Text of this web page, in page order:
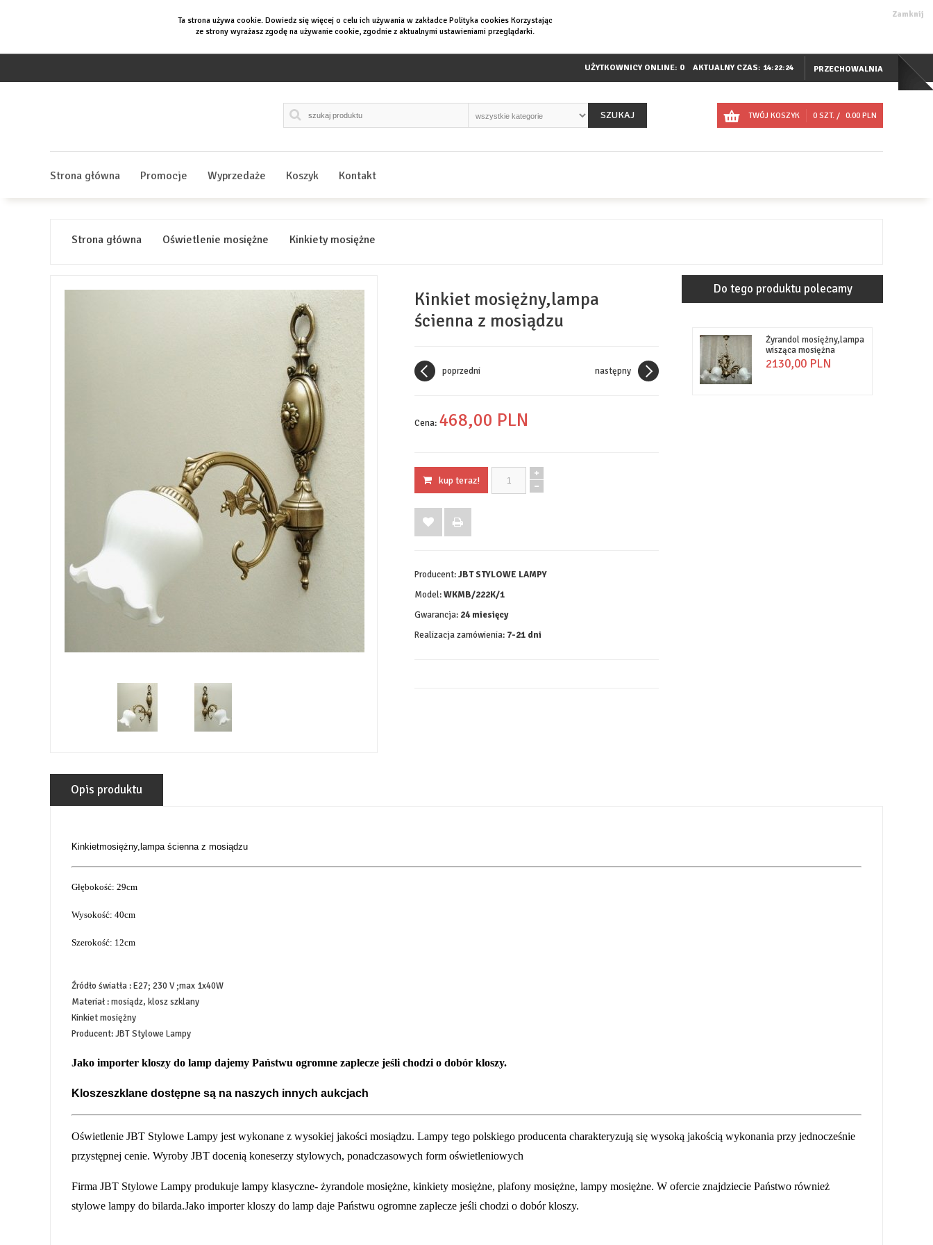
Ta strona używa cookie. Dowiedz się więcej o celu ich używania w zakładce Polityka cookies Korzystając
ze strony wyrażasz zgodę na używanie cookie, zgodnie z aktualnymi ustawieniami przeglądarki.
Zamknij
UŻYTKOWNICY ONLINE: 0 AKTUALNY CZAS: 14:22:25 PRZECHOWALNIA
SZUKAJ TWÓJ KOSZYK 0 SZT. / 0.00 PLN
Strona główna Promocje Wyprzedaże Koszyk Kontakt
Strona główna Oświetlenie mosiężne Kinkiety mosiężne
Kinkiet mosiężny,lampa
ścienna z mosiądzu
poprzedni następny
Cena: 468,00 PLN
kup teraz!
Producent:JBT STYLOWE LAMPY
Model:WKMB/222K/1
Gwarancja: 24 miesięcy
Realizacja zamówienia: 7-21 dni
Do tego produktu polecamy
Żyrandol mosiężny,lampa
wisząca mosiężna
2130,00 PLN
Opis produktu
Kinkietmosiężny,lampa ścienna z mosiądzu
Głębokość: 29cm
Wysokość: 40cm
Szerokość: 12cm
Źródło światła : E27; 230 V ;max 1x40W
Materiał : mosiądz, klosz szklany
Kinkiet mosiężny
Producent: JBT Stylowe Lampy
Jako importer kloszy do lamp dajemy Państwu ogromne zaplecze jeśli chodzi o dobór kloszy.
Kloszeszklane dostępne są na naszych innych aukcjach
Oświetlenie JBT Stylowe Lampy jest wykonane z wysokiej jakości mosiądzu. Lampy tego polskiego producenta charakteryzują się wysoką jakością wykonania przy jednocześnie
przystępnej cenie. Wyroby JBT docenią koneserzy stylowych, ponadczasowych form oświetleniowych
Firma JBT Stylowe Lampy produkuje lampy klasyczne- żyrandole mosiężne, kinkiety mosiężne, plafony mosiężne, lampy mosiężne. W ofercie znajdziecie Państwo również
stylowe lampy do bilarda.Jako importer kloszy do lamp daje Państwu ogromne zaplecze jeśli chodzi o dobór kloszy.